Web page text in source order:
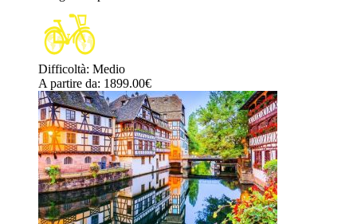
Difficoltà: Medio
A partire da: 1899.00€